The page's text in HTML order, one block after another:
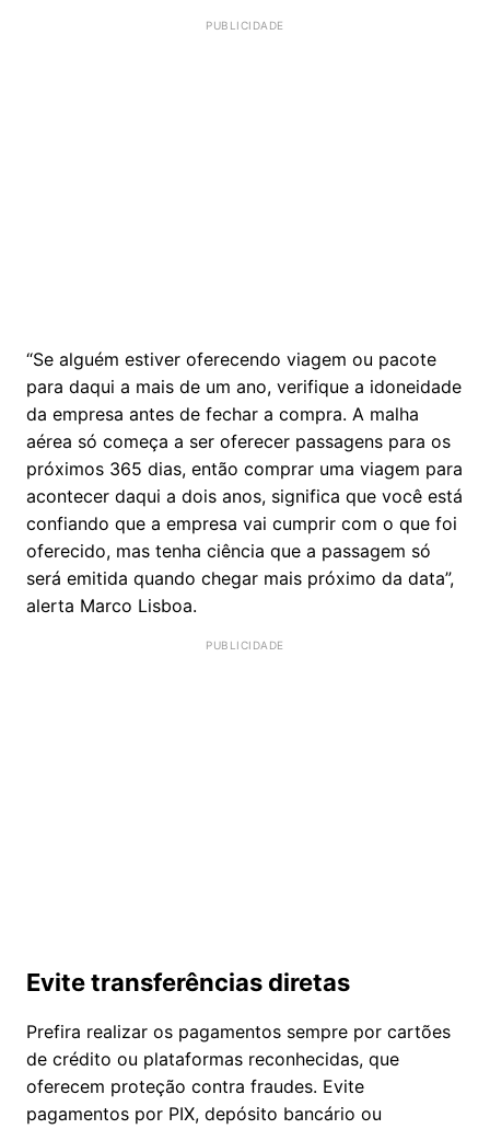
“Se alguém estiver oferecendo viagem ou pacote
para daqui a mais de um ano, verifique a idoneidade
da empresa antes de fechar a compra. A malha
aérea só começa a ser oferecer passagens para os
próximos 365 dias, então comprar uma viagem para
acontecer daqui a dois anos, significa que você está
confiando que a empresa vai cumprir com o que foi
oferecido, mas tenha ciência que a passagem só
será emitida quando chegar mais próximo da data”,
alerta Marco Lisboa.
Evite transferências diretas
Prefira realizar os pagamentos sempre por cartões
de crédito ou plataformas reconhecidas, que
oferecem proteção contra fraudes. Evite
pagamentos por PIX, depósito bancário ou